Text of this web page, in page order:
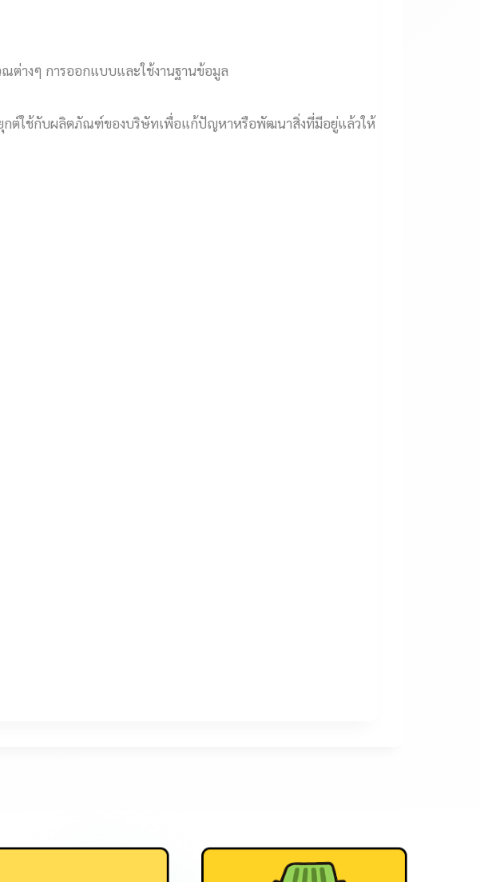
ต่างๆ การออกแบบและใช้งานฐานข้อมูล
ยุกต์ใช้กับผลิตภัณฑ์ของบริษัทเพื่อแก้ปัญหาหรือพัฒนาสิ่งที่มีอยู่แล้วให้